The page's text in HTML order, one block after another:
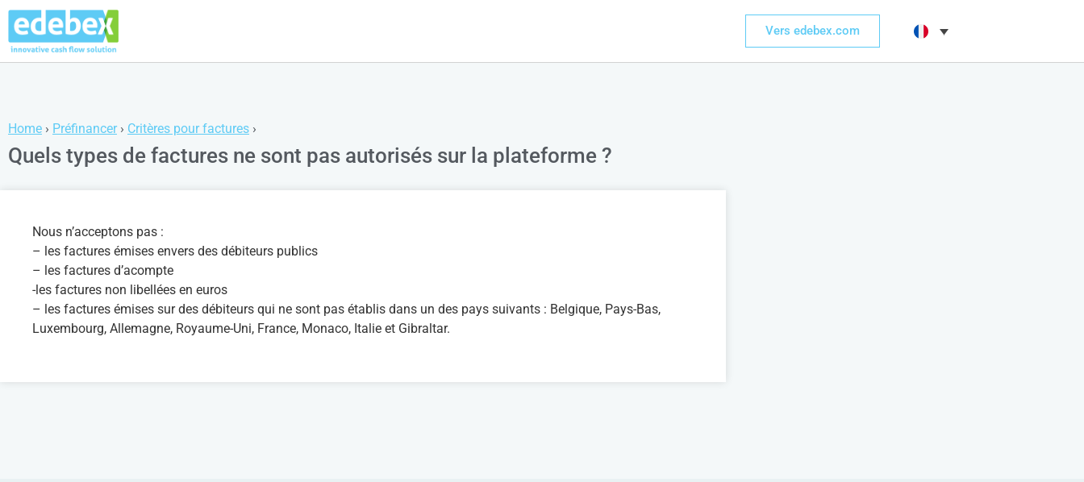
Vers edebex.com
Home › Préfinancer› Critères pour factures ›
Quels types de factures ne sont pas autorisés sur la plateforme ?
Nous n’acceptons pas :
– les factures émises envers des débiteurs publics
– les factures d’acompte
-les factures non libellées en euros
– les factures émises sur des débiteurs qui ne sont pas établis dans un des pays suivants : Belgique, Pays-Bas,
Luxembourg, Allemagne, Royaume-Uni, France, Monaco, Italie et Gibraltar.